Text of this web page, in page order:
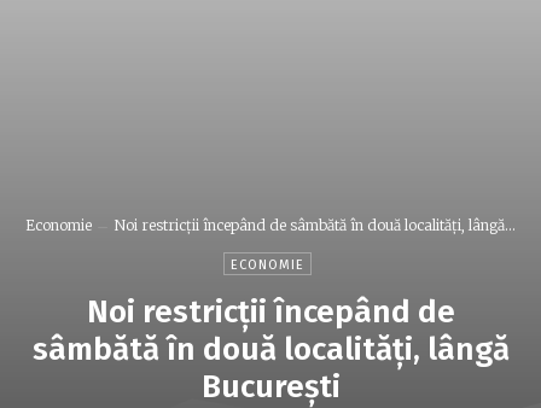
Economie Noi restricţii începând de sâmbătă în două localităţi, lângă...
ECONOMIE
Noi restricţii începând de
sâmbătă în două localităţi, lângă
Bucureşti